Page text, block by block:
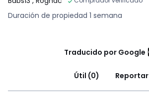
Duración de propiedad 1 semana
Traducido por Google
Útil (0) Reportar